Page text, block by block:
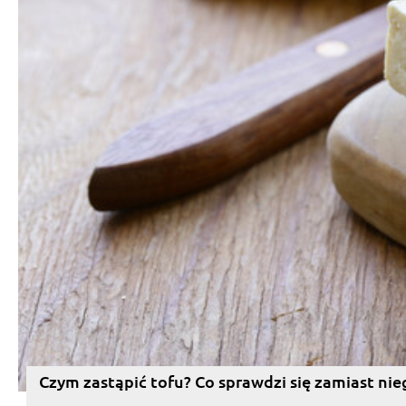
Czym zastąpić tofu? Co sprawdzi się zamiast